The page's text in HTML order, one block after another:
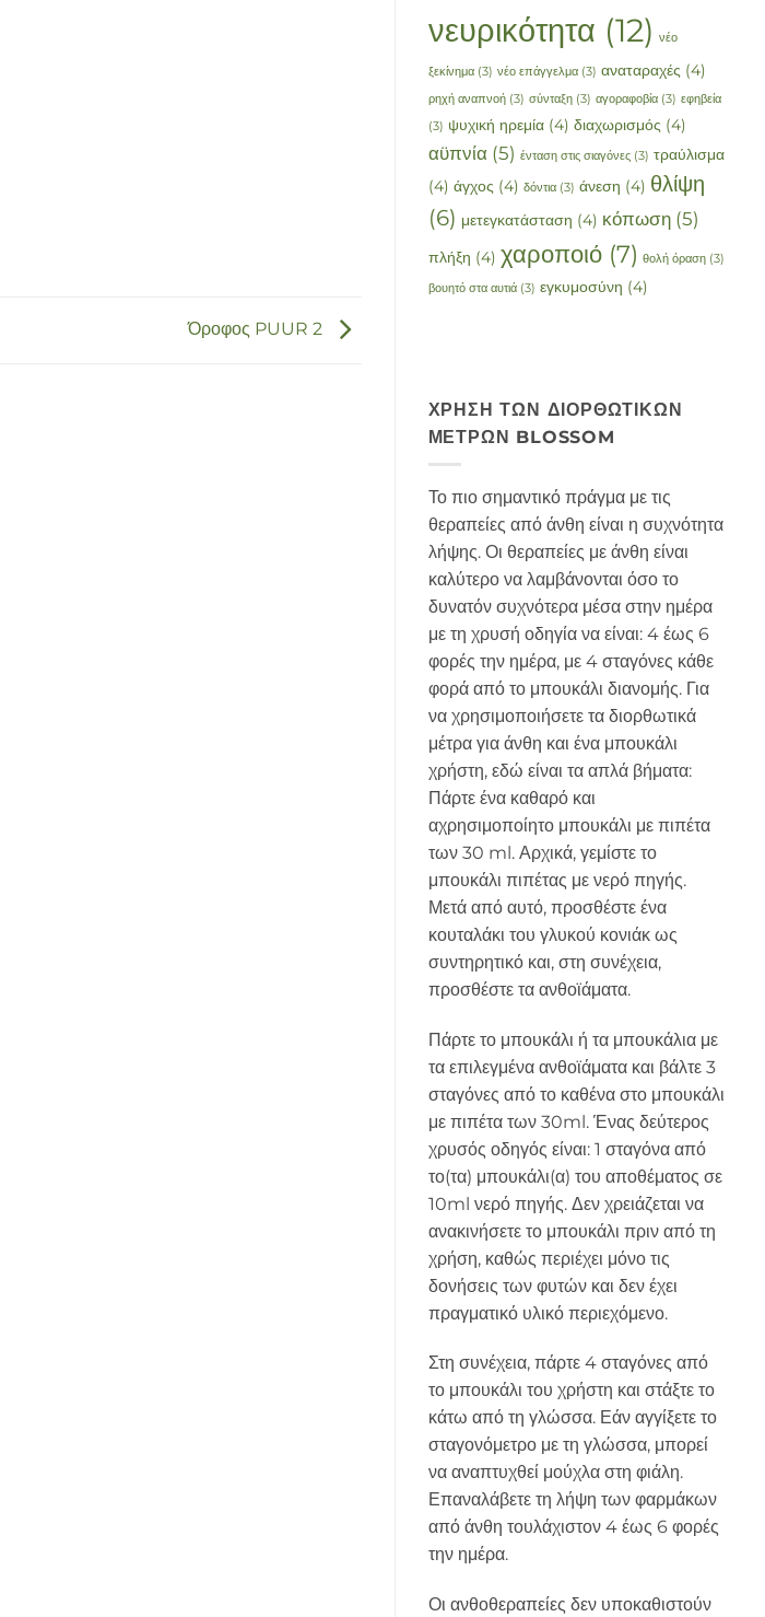
Όροφος PUUR 2
νευρικότητα (12) νέο
ξεκίνημα(3) νέο επάγγελμα(3) αναταραχές (4)
ρηχή αναπνοή(3) σύνταξη(3) αγοραφοβία(3) εφηβεία
(3) ψυχική ηρεμία(4) διαχωρισμός (4)
αϋπνία(5) ένταση στις σιαγόνες(3) τραύλισμα
(4) άγχος (4) δόντια(3) άνεση (4) θλίψη
(6) μετεγκατάσταση (4) κόπωση(5)
πλήξη (4) χαροποιό(7) θολή όραση(3)
βουητό στα αυτιά(3) εγκυμοσύνη (4)
ΧΡΉΣΗ ΤΩΝ ΔΙΟΡΘΩΤΙΚΏΝ
ΜΈΤΡΩΝ BLOSSOM
Το πιο σημαντικό πράγμα με τις
θεραπείες από άνθη είναι η συχνότητα
λήψης. Οι θεραπείες με άνθη είναι
καλύτερο να λαμβάνονται όσο το
δυνατόν συχνότερα μέσα στην ημέρα
με τη χρυσή οδηγία να είναι: 4 έως 6
φορές την ημέρα, με 4 σταγόνες κάθε
φορά από το μπουκάλι διανομής. Για
να χρησιμοποιήσετε τα διορθωτικά
μέτρα για άνθη και ένα μπουκάλι
χρήστη, εδώ είναι τα απλά βήματα:
Πάρτε ένα καθαρό και
αχρησιμοποίητο μπουκάλι με πιπέτα
των 30 ml. Αρχικά, γεμίστε το
μπουκάλι πιπέτας με νερό πηγής.
Μετά από αυτό, προσθέστε ένα
κουταλάκι του γλυκού κονιάκ ως
συντηρητικό και, στη συνέχεια,
προσθέστε τα ανθοϊάματα.
Πάρτε το μπουκάλι ή τα μπουκάλια με
τα επιλεγμένα ανθοϊάματα και βάλτε 3
σταγόνες από το καθένα στο μπουκάλι
με πιπέτα των 30ml. Ένας δεύτερος
χρυσός οδηγός είναι: 1 σταγόνα από
το(τα) μπουκάλι(α) του αποθέματος σε
10ml νερό πηγής. Δεν χρειάζεται να
ανακινήσετε το μπουκάλι πριν από τη
χρήση, καθώς περιέχει μόνο τις
δονήσεις των φυτών και δεν έχει
πραγματικό υλικό περιεχόμενο.
Στη συνέχεια, πάρτε 4 σταγόνες από
το μπουκάλι του χρήστη και στάξτε το
κάτω από τη γλώσσα. Εάν αγγίξετε το
σταγονόμετρο με τη γλώσσα, μπορεί
να αναπτυχθεί μούχλα στη φιάλη.
Επαναλάβετε τη λήψη των φαρμάκων
από άνθη τουλάχιστον 4 έως 6 φορές
την ημέρα.
Οι ανθοθεραπείες δεν υποκαθιστούν